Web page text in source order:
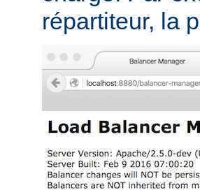
répartiteur, la